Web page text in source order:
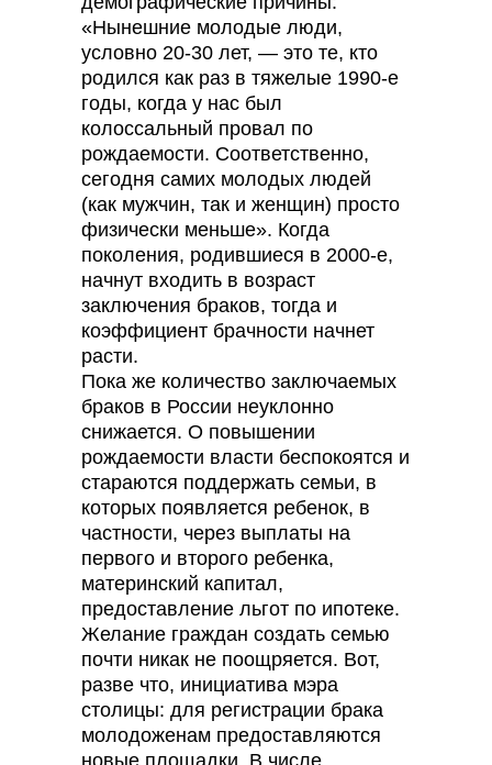
«Нынешние молодые люди,
условно 20-30 лет, — это те, кто
родился как раз в тяжелые 1990-е
годы, когда у нас был
колоссальный провал по
рождаемости. Соответственно,
сегодня самих молодых людей
(как мужчин, так и женщин) просто
физически меньше». Когда
поколения, родившиеся в 2000-е,
начнут входить в возраст
заключения браков, тогда и
коэффициент брачности начнет
расти.
Пока же количество заключаемых
браков в России неуклонно
снижается. О повышении
рождаемости власти беспокоятся и
стараются поддержать семьи, в
которых появляется ребенок, в
частности, через выплаты на
первого и второго ребенка,
материнский капитал,
предоставление льгот по ипотеке.
Желание граждан создать семью
почти никак не поощряется. Вот,
разве что, инициатива мэра
столицы: для регистрации брака
молодоженам предоставляются
новые площадки. В числе